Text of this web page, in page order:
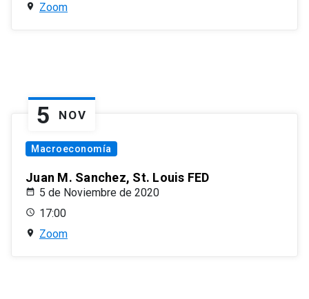
Zoom
5 NOV
Macroeconomía
Juan M. Sanchez, St. Louis FED
5 de Noviembre de 2020
17:00
Zoom